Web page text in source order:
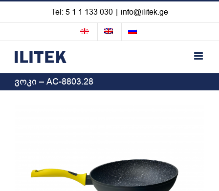
Skip
content
Tel: 5 1 1 133 030 | info@ilitek.ge
ვოკი – AC-8803.28